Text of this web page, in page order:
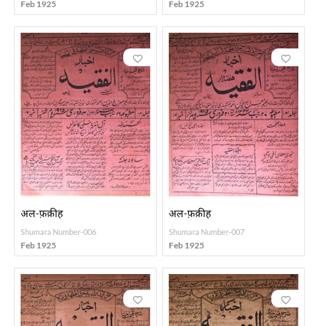
Feb 1925 Feb 1925
अल-फ़क़ीह
Shumara Number-006
Feb 1925
अल-फ़क़ीह
Shumara Number-007
Feb 1925